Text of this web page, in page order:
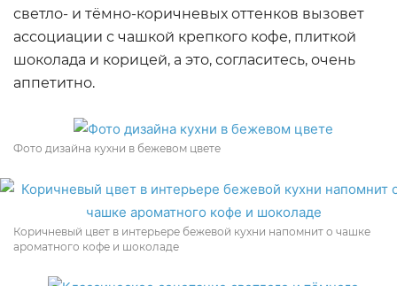
светло- и тёмно-коричневых оттенков вызовет
ассоциации с чашкой крепкого кофе, плиткой
шоколада и корицей, а это, согласитесь, очень
аппетитно.
Фото дизайна кухни в бежевом цвете
Коричневый цвет в интерьере бежевой кухни напомнит о чашке
ароматного кофе и шоколаде